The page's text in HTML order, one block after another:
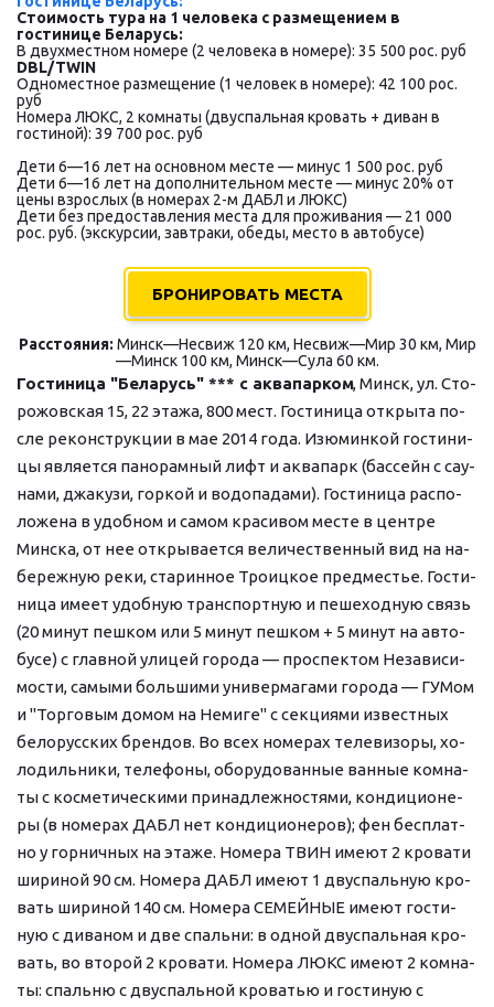
Стоимость тура на 1 человека с размещением в
гостинице Беларусь:
DBL/TWIN
Одноместное размещение (1 человек в номере): 42 100 рос.
руб
Номера ЛЮКС, 2 комнаты (двуспальная кровать + диван в
гостиной): 39 700 рос. руб
Дети 6—16 лет на основном месте — минус 1 500 рос. руб
Дети 6—16 лет на дополнительном месте — минус 20% от
цены взрослых (в номерах 2-м ДАБЛ и ЛЮКС)
Дети без предоставления места для проживания — 21 000
рос. руб. (экскурсии, завтраки, обеды, место в автобусе)
БРОНИРОВАТЬ МЕСТА
Расстояния: Минск—Не­свиж 120 км, Не­свиж—Мир 30 км, Мир
—Минск 100 км, Минск—Су­ла 60 км.
Го­сти­ни­ца "Бе­ла­русь" *** с ак­ва­пар­ком, Минск, ул. Сто­
ро­жов­ская 15, 22 эта­жа, 800 мест. Го­сти­ни­ца от­кры­та по­
сле ре­кон­струк­ции в мае 2014 го­да. Изю­мин­кой го­сти­ни­
цы яв­ля­ет­ся па­но­рам­ный лифт и ак­ва­парк (бас­сейн с сау­
на­ми, джа­ку­зи, гор­кой и во­до­па­да­ми). Го­сти­ни­ца рас­по­
ло­же­на в удоб­ном и са­мом кра­си­вом ме­сте в цен­тре
Мин­ска, от нее от­кры­ва­ет­ся величественный вид на на­
бе­реж­ную ре­ки, ста­рин­ное Тро­иц­кое пред­ме­стье. Го­сти­
ни­ца име­ет удоб­ную транс­порт­ную и пе­ше­ход­ную связь
(20 ми­нут пеш­ком или 5 ми­нут пеш­ком + 5 ми­нут на ав­то­
бу­се) с глав­ной ули­цей го­ро­да — про­спек­том Не­за­ви­си­
мо­сти, са­мы­ми боль­ши­ми уни­вер­ма­га­ми го­ро­да — ГУМом
и "Тор­го­вым до­мом на Не­ми­ге" с сек­ци­я­ми из­ве­ст­ных
бе­ло­рус­ских брен­дов. Во всех но­ме­рах те­ле­ви­зо­ры, хо­
ло­диль­ни­ки, те­ле­фо­ны, обо­ру­до­ван­ные ван­ные ком­на­
ты с кос­ме­ти­че­ски­ми при­над­леж­но­стя­ми, кон­ди­ци­о­не­
ры (в но­ме­рах ДАБЛ нет кондиционеров); фен бес­плат­
но у горничных на эта­же. Номера ТВИН име­ют 2 кро­ва­ти
ши­ри­ной 90 см. Номера ДАБЛ име­ют 1 дву­спаль­ную кро­
вать ши­ри­ной 140 см. Номера СЕМЕЙНЫЕ име­ют го­сти­
ную с ди­ва­ном и две спальни: в одной дву­спаль­ная кро­
вать, во вто­рой 2 кро­ва­ти. Номера ЛЮКС име­ют 2 ком­на­
ты: спаль­ню с дву­спаль­ной кро­ва­тью и го­сти­ную с